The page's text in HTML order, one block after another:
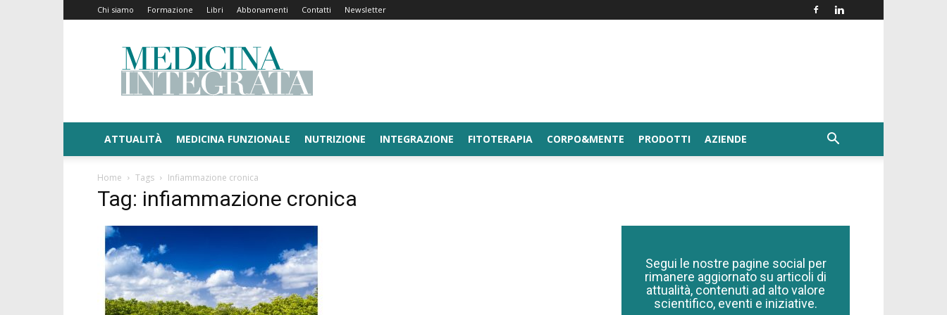
Chi siamo Formazione Libri Abbonamenti Contatti Newsletter
Medicina
Integrata
ATTUALITÀ MEDICINA FUNZIONALE NUTRIZIONE INTEGRAZIONE FITOTERAPIA CORPO&MENTE PRODOTTI AZIENDE
Home Tags Infiammazione cronica
Tag: infiammazione cronica
Segui le nostre pagine social per
rimanere aggiornato su articoli di
attualità, contenuti ad alto valore
scientifico, eventi e iniziative.